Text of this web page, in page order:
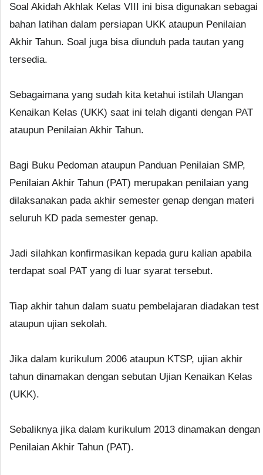
Soal Akidah Akhlak Kelas VIII ini bisa digunakan sebagai
bahan latihan dalam persiapan UKK ataupun Penilaian
Akhir Tahun. Soal juga bisa diunduh pada tautan yang
tersedia.
Sebagaimana yang sudah kita ketahui istilah Ulangan
Kenaikan Kelas (UKK) saat ini telah diganti dengan PAT
ataupun Penilaian Akhir Tahun.
Bagi Buku Pedoman ataupun Panduan Penilaian SMP,
Penilaian Akhir Tahun (PAT) merupakan penilaian yang
dilaksanakan pada akhir semester genap dengan materi
seluruh KD pada semester genap.
Jadi silahkan konfirmasikan kepada guru kalian apabila
terdapat soal PAT yang di luar syarat tersebut.
Tiap akhir tahun dalam suatu pembelajaran diadakan test
ataupun ujian sekolah.
Jika dalam kurikulum 2006 ataupun KTSP, ujian akhir
tahun dinamakan dengan sebutan Ujian Kenaikan Kelas
(UKK).
Sebaliknya jika dalam kurikulum 2013 dinamakan dengan
Penilaian Akhir Tahun (PAT).